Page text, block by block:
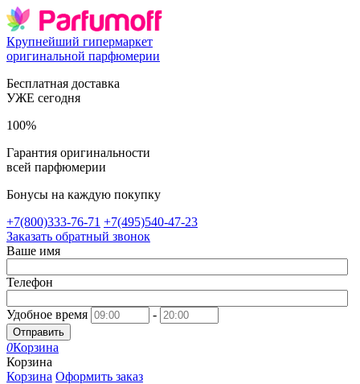
Крупнейший гипермаркет
оригинальной парфюмерии
Бесплатная доставка
УЖЕ сегодня
100%
Гарантия оригинальности
всей парфюмерии
Бонусы на каждую покупку
+7(800)333-76-71 +7(495)540-47-23
Заказать обратный звонок
Ваше имя
Телефон
Удобное время -
Отправить
0Корзина
Корзина
Корзина Оформить заказ